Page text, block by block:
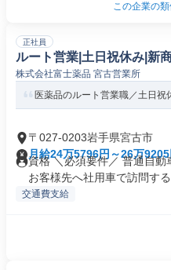
この企業の
正社員
ルート営業|土日祝休み|新
株式会社富士薬品 宮古営業所
医薬品のルート営業職／土日祝
〒027-0203岩手県宮古市
月給24万5796円～26万9205
資格 ＼必須要件／ 普通自
お客様先へ社用車で訪問する
交通費支給